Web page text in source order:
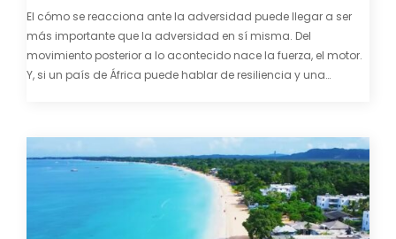
El cómo se reacciona ante la adversidad puede llegar a ser
más importante que la adversidad en sí misma. Del
movimiento posterior a lo acontecido nace la fuerza, el motor.
Y, si un país de África puede hablar de resiliencia y una